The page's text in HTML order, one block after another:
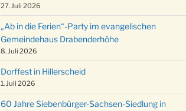
27. Juli 2026
„Ab in die Ferien“-Party im evangelischen
Gemeindehaus Drabenderhöhe
8. Juli 2026
Dorffest in Hillerscheid
1. Juli 2026
60 Jahre Siebenbürger-Sachsen-Siedlung in